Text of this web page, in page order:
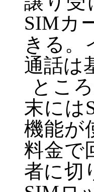
SIMカ
きる。
通話は
とこ
末には
機能が
料金で
者に切